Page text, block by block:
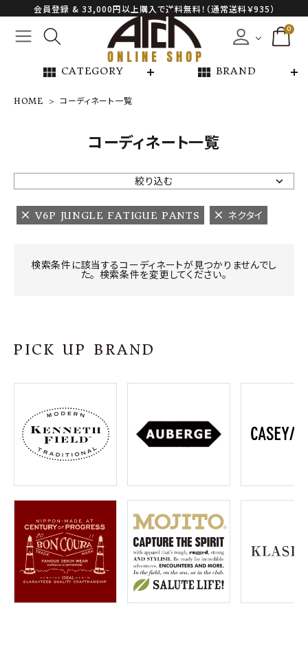
会員登録 & 33,000円以上購入で送料無料！（通常送料￥935）
0
view_module CATEGORY view_module BRAND
NEW ARRIVAL
ARCH EXCLUSIVE
BRAND
INFORMATION
ご利用ガイド
プライバシーポリシー
特定商取引法について
お問い合わせ
OFFICIAL WEB SITE
ACCOUNT MENU
ようこそ ゲスト 様
meeting_room ログイン 会員登録
HOME コーディネート一覧
コーディネート一覧
絞り込む
V6P JUNGLE FATIGUE PANTS ネクタイ
検索条件に該当するコーディネートが見つかりませんでし
た。 検索条件を変更してください。
PICK UP BRAND